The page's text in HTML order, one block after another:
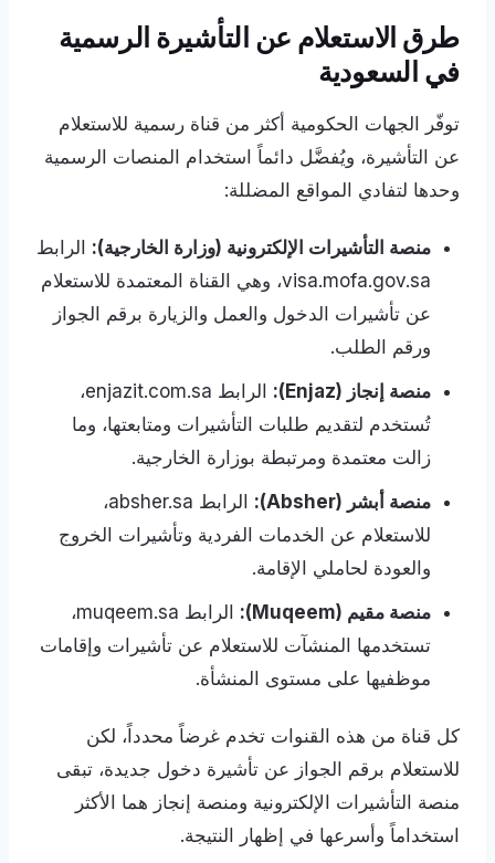
طرق الاستعلام عن التأشيرة الرسمية
في السعودية
توفّر الجهات الحكومية أكثر من قناة رسمية للاستعلام
عن التأشيرة، ويُفضَّل دائماً استخدام المنصات الرسمية
وحدها لتفادي المواقع المضللة:
منصة التأشيرات الإلكترونية (وزارة الخارجية): الرابط
visa.mofa.gov.sa، وهي القناة المعتمدة للاستعلام
عن تأشيرات الدخول والعمل والزيارة برقم الجواز
ورقم الطلب.
منصة إنجاز (Enjaz):
الرابط enjazit.com.sa،
تُستخدم لتقديم طلبات التأشيرات ومتابعتها، وما
زالت معتمدة ومرتبطة بوزارة الخارجية.
منصة أبشر (Absher):
الرابط absher.sa،
للاستعلام عن الخدمات الفردية وتأشيرات الخروج
والعودة لحاملي الإقامة.
منصة مقيم (Muqeem):
الرابط muqeem.sa،
تستخدمها المنشآت للاستعلام عن تأشيرات وإقامات
موظفيها على مستوى المنشأة.
كل قناة من هذه القنوات تخدم غرضاً محدداً، لكن
للاستعلام برقم الجواز عن تأشيرة دخول جديدة، تبقى
منصة التأشيرات الإلكترونية ومنصة إنجاز هما الأكثر
استخداماً وأسرعها في إظهار النتيجة.